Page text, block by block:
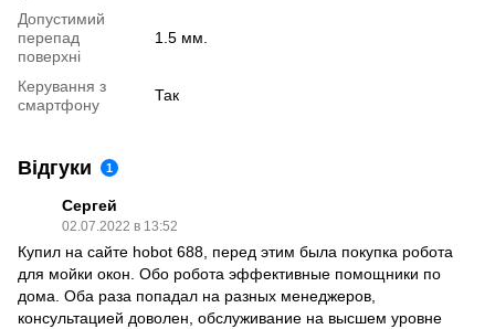
Допустимий
перепад
поверхні
1.5 мм.
Керування з
смартфону
Так
Відгуки 1
Сергей
02.07.2022 в 13:52
Купил на сайте hobot 688, перед этим была покупка робота
для мойки окон. Обо робота эффективные помощники по
дома. Оба раза попадал на разных менеджеров,
консультацией доволен, обслуживание на высшем уровне